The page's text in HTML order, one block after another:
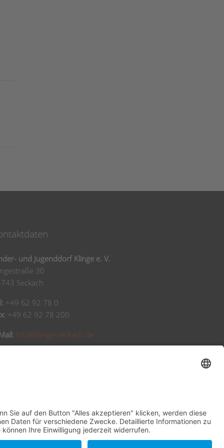
und Jugenddorf Klinge e. V.
30
Seckach
+49 62 92 78 0
+49 62 92 78 200
info@klinge-seckach.de